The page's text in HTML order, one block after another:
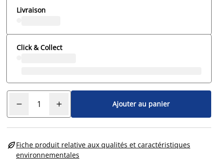
Livraison
Click & Collect
Ajouter au panier
Fiche produit relative aux qualités et caractéristiques
environnementales